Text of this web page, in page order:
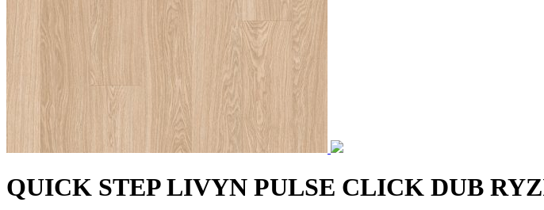
QUICK STEP LIVYN PULSE CLICK DUB